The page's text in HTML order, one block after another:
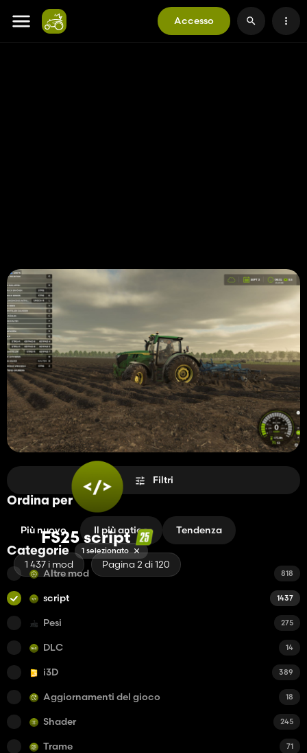
Accesso
FS25 script
1 437 i mod Pagina 2 di 120
Filtri
Ordina per
Più nuovo Il più antico Tendenza
Categorie 1 selezionato
Altre mod 818
script 1437
Pesi 275
DLC 14
i3D 389
Aggiornamenti del gioco 18
Shader 245
Trame 71